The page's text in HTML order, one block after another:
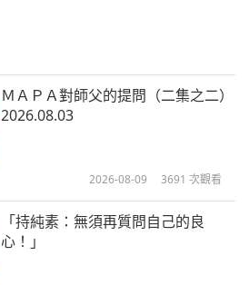
良好的清潔習慣
安娜與她的動物朋友
ＭＡＰＡ對師父的提問（二集之二）
2026.08.03
2026-08-09 3691 次觀看
「持純素：無須再質問自己的良
心！」